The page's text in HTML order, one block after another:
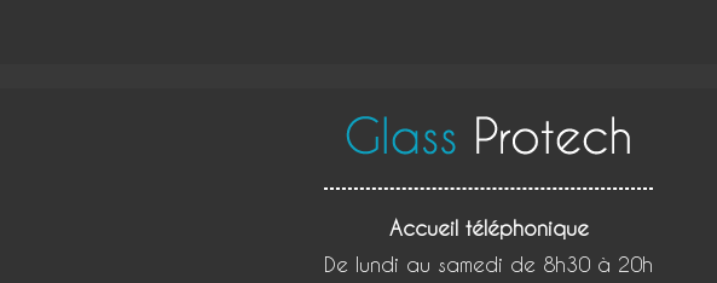
Accueil téléphonique
De lundi au samedi de 8h30 à 20h